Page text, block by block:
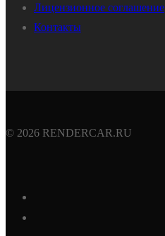
Лицензионное соглашение
Контакты
© 2026 RENDERCAR.RU